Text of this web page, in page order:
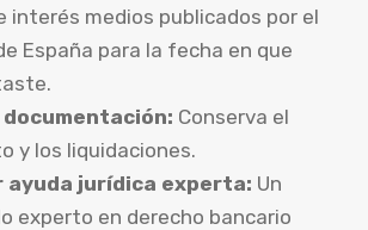
interés medios publicados por el
España para la fecha en que
documentación: Conserva el
y los liquidaciones.
ayuda jurídica experta: Un
experto en derecho bancario